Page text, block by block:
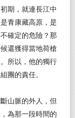
期，就連長江中
青康藏高原，是
確定的危險？那
還獲得當地荷槍
所以，他的獨行
團的責任。
山脈的外人，但
為那一段時間的